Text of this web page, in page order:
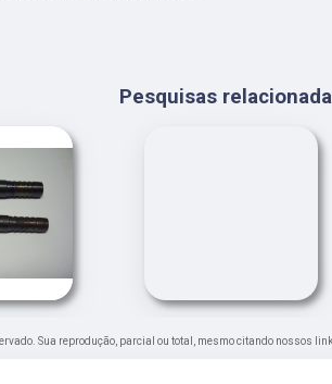
Pesquisas
Sua reprodução, parcial ou total, mesmo citando nossos